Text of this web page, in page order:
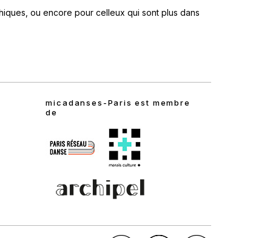
ou encore pour celleux qui sont plus dans
micadanses-Paris est membre
de